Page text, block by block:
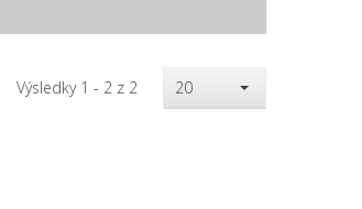
Výsledky 1 - 2 z 2 20